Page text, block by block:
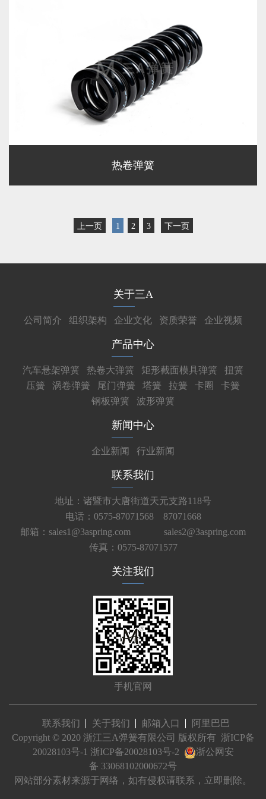
热卷弹簧
上一页 1 2 3 下一页
关于三A
公司简介 组织架构 企业文化 资质荣誉 企业视频
产品中心
汽车悬架弹簧 热卷大弹簧 矩形截面模具弹簧
扭簧
压簧
涡卷弹簧 尾门弹簧 塔簧 拉簧 卡圈
卡簧
钢板弹簧
波形弹簧
新闻中心
企业新闻 行业新闻
联系我们
地址：诸暨市大唐街道天元支路118号
电话：0575-87071568 87071668
邮箱：sales1@3aspring.com
sales2@3aspring.com
传真：0575-87071577
关注我们
手机官网
联系我们 关于我们 邮箱入口
阿里巴巴
Copyright © 2020 浙江三A弹簧有限公司 版权所有 浙ICP备
20028103号-1 浙ICP备20028103号-2
浙公网安
备 33068102000672号
网站部分素材来源于网络，如有侵权请联系，立即删除。